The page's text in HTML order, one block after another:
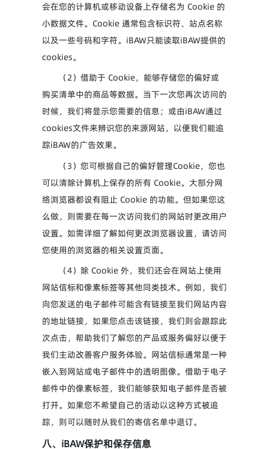
会在您的计算机或移动设备上存储名为 Cookie 的
小数据文件。Cookie 通常包含标识符、站点名称
以及一些号码和字符。iBAW只能读取iBAW提供的
cookies。
（2）借助于 Cookie，能够存储您的偏好或
购买清单中的商品等数据。当下一次您再次访问的
时候，我们将显示您需要的信息；或由iBAW通过
cookies文件来辨识您的来源网站，以便我们能追
踪iBAW的广告效果。
（3）您可根据自己的偏好管理Cookie，您也
可以清除计算机上保存的所有 Cookie。大部分网
络浏览器都设有阻止 Cookie 的功能。但如果您这
么做，则需要在每一次访问我们的网站时更改用户
设置。如需详细了解如何更改浏览器设置，请访问
您使用的浏览器的相关设置页面。
（4）除 Cookie 外，我们还会在网站上使用
网站信标和像素标签等其他同类技术。例如，我们
向您发送的电子邮件可能含有链接至我们网站内容
的地址链接，如果您点击该链接，我们则会跟踪此
次点击，帮助我们了解您的产品或服务偏好以便于
我们主动改善客户服务体验。网站信标通常是一种
嵌入到网站或电子邮件中的透明图像。借助于电子
邮件中的像素标签，我们能够获知电子邮件是否被
打开。如果您不希望自己的活动以这种方式被追
踪，则可以随时从我们的寄信名单中退订。
八、iBAW保护和保存信息